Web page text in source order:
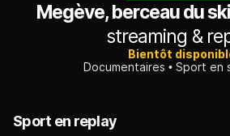
Megève, berceau du
streaming &
Bientôt
Documentaires
Sport en
Sport en replay